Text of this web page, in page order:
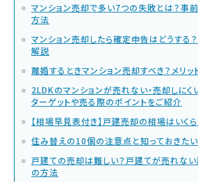
マンション売却で多い7つの失敗とは？事
方法
マンション売却したら確定申告はどうする
解説
離婚するときマンション売却すべき？メリッ
2LDKのマンションが売れない・売却しに
ターゲットや売る際のポイントをご紹介
【相場早見表付き】戸建売却の相場はいく
住み替えの10個の注意点と知っておきた
戸建ての売却は難しい？戸建てが売れな
の方法